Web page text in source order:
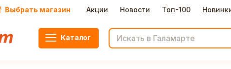
Выбрать магазин Акции Новости Топ-100
Каталог